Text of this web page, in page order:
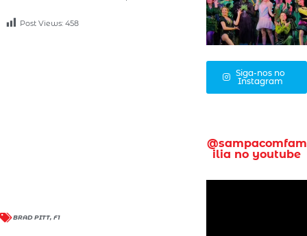
Post Views: 458
BRAD PITT, F1
Siga-nos no
Instagram
@sampacomfam
ilia no youtube